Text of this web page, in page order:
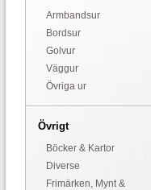
Armbandsur
Bordsur
Golvur
Väggur
Övriga ur
Övrigt
Böcker & Kartor
Diverse
Frimärken, Mynt &